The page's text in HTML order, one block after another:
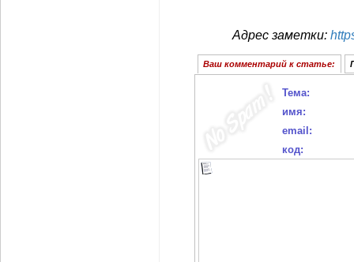
Адрес заметки:
Ваш комментарий к статье:
Тема:
имя:
email:
код: